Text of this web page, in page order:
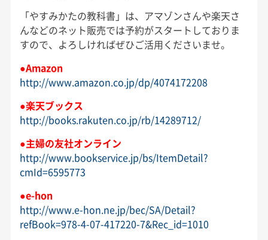
「やすみかたの教科書」は、アマゾンさんや楽天さ
んなどのネット販売では予約がスタートしておりま
すので、よろしければぜひご活用くださいませ。
●Amazon
http://www.amazon.co.jp/dp/4074172208
●楽天ブックス
http://books.rakuten.co.jp/rb/14289712/
●主婦の友社オンライン
http://www.bookservice.jp/bs/ItemDetail?
cmId=6595773
●e-hon
http://www.e-hon.ne.jp/bec/SA/Detail?
refBook=978-4-07-417220-7&Rec_id=1010